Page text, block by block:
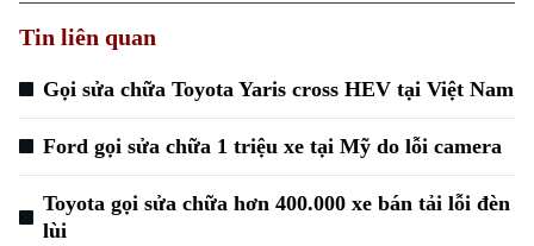
Tin liên quan
Gọi sửa chữa Toyota Yaris cross HEV tại Việt Nam
Ford gọi sửa chữa 1 triệu xe tại Mỹ do lỗi camera
Toyota gọi sửa chữa hơn 400.000 xe bán tải lỗi đèn
lùi